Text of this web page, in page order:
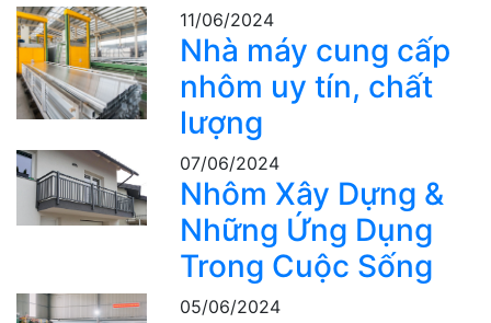
11/06/2024
Nhà máy cung cấp
nhôm uy tín, chất
lượng
07/06/2024
Nhôm Xây Dựng &
Những Ứng Dụng
Trong Cuộc Sống
05/06/2024